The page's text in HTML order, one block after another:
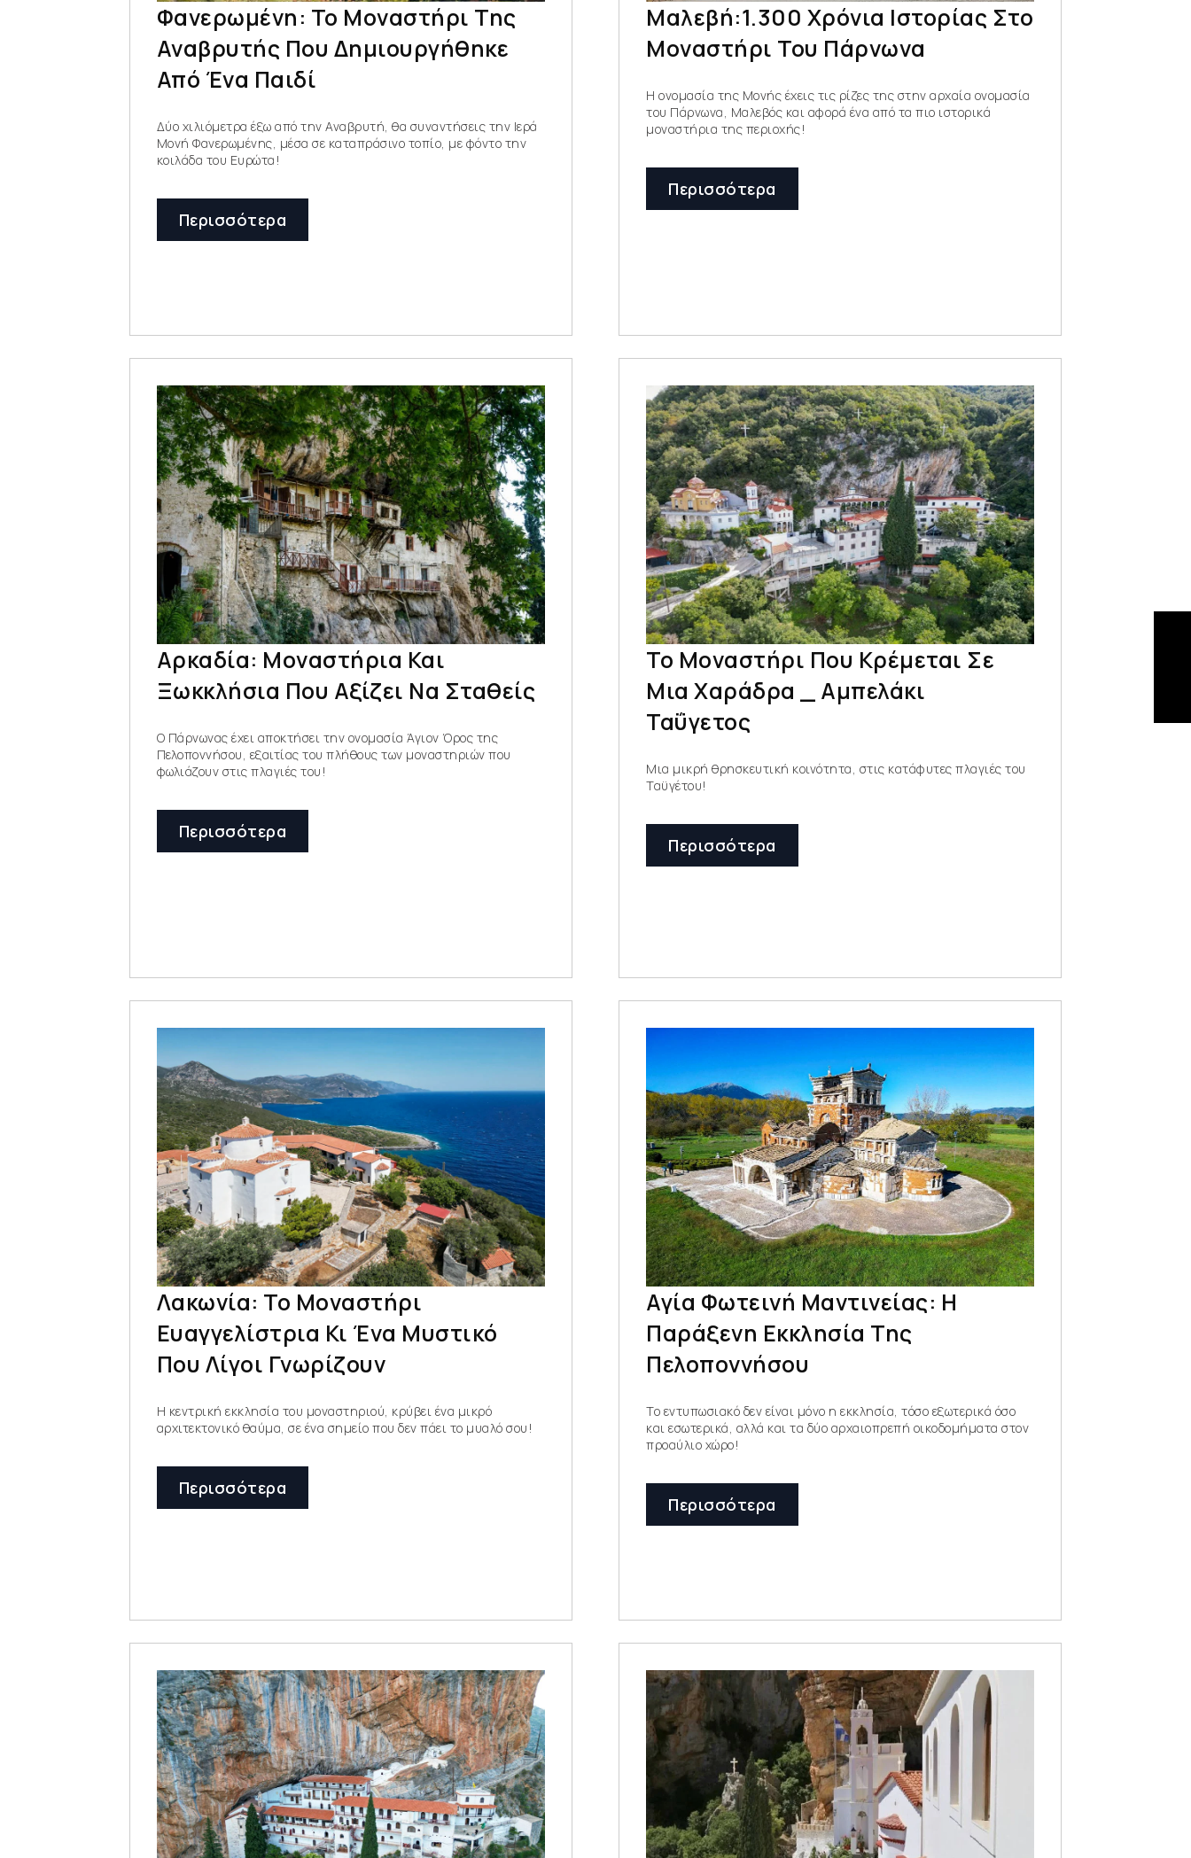
Φανερωμένη: Το Μοναστήρι Της
Αναβρυτής Που Δημιουργήθηκε
Από Ένα Παιδί
Δύο χιλιόμετρα έξω από την Αναβρυτή, θα συναντήσεις την Ιερά
Μονή Φανερωμένης, μέσα σε καταπράσινο τοπίο, με φόντο την
κοιλάδα του Ευρώτα!
Περισσότερα
Μαλεβή:1.300 Χρόνια Ιστορίας Στο
Μοναστήρι Του Πάρνωνα
Η ονομασία της Μονής έχεις τις ρίζες της στην αρχαία ονομασία
του Πάρνωνα, Μαλεβός και αφορά ένα από τα πιο ιστορικά
μοναστήρια της περιοχής!
Περισσότερα
Αρκαδία: Μοναστήρια Και
Ξωκκλήσια Που Αξίζει Να Σταθείς
Ο Πάρνωνας έχει αποκτήσει την ονομασία Άγιον Όρος της
Πελοποννήσου, εξαιτίας του πλήθους των μοναστηριών που
φωλιάζουν στις πλαγιές του!
Περισσότερα
Το Μοναστήρι Που Κρέμεται Σε
Μια Χαράδρα _ Αμπελάκι
Ταΰγετος
Μια μικρή θρησκευτική κοινότητα, στις κατάφυτες πλαγιές του
Ταϋγέτου!
Περισσότερα
Λακωνία: Το Μοναστήρι
Ευαγγελίστρια Κι Ένα Μυστικό
Που Λίγοι Γνωρίζουν
Η κεντρική εκκλησία του μοναστηριού, κρύβει ένα μικρό
αρχιτεκτονικό θαύμα, σε ένα σημείο που δεν πάει το μυαλό σου!
Περισσότερα
Αγία Φωτεινή Μαντινείας: Η
Παράξενη Εκκλησία Της
Πελοποννήσου
Το εντυπωσιακό δεν είναι μόνο η εκκλησία, τόσο εξωτερικά όσο
και εσωτερικά, αλλά και τα δύο αρχαιοπρεπή οικοδομήματα στον
προαύλιο χώρο!
Περισσότερα